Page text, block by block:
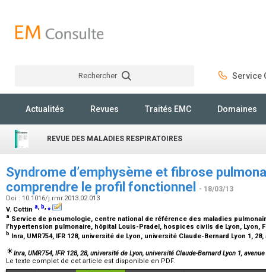
Rechercher Service
Actualités Revues Traités EMC Domaines
REVUE DES MALADIES RESPIRATOIRES
Syndrome d’emphysème et fibrose
comprendre le profil fonctionnel
- 18/03/13
Doi : 10.1016/j.rmr.2013.02.013
V. Cottin a, b,⁎
a Service de pneumologie, centre national de référence des maladies
l’hypertension pulmonaire, hôpital Louis-Pradel, hospices civils de Lyon, Lyon,
b Inra, UMR754, IFR 128, université de Lyon, université Claude-Bernard Lyon 1,
Inra, UMR754, IFR 128, 28, université de Lyon, université Claude-Bernard Lyon 1,
Le texte complet de cet article est disponible en PDF.